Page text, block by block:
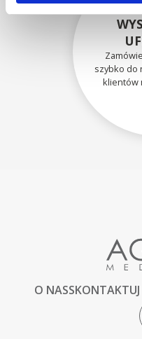
szybko do
klientów
O NAS